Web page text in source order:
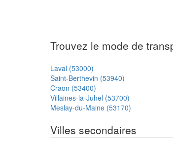
Trouvez le mode de
Laval (53000)
Saint-Berthevin (53940)
Craon (53400)
Villaines-la-Juhel (53700)
Meslay-du-Maine (53170)
Villes secondaires